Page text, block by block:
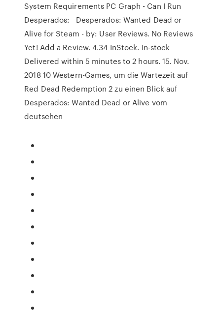
System Requirements PC Graph - Can I Run
Desperados: Desperados: Wanted Dead or
Alive for Steam - by: User Reviews. No Reviews
Yet! Add a Review. 4.34 InStock. In-stock
Delivered within 5 minutes to 2 hours. 15. Nov.
2018 10 Western-Games, um die Wartezeit auf
Red Dead Redemption 2 zu einen Blick auf
Desperados: Wanted Dead or Alive vom
deutschen